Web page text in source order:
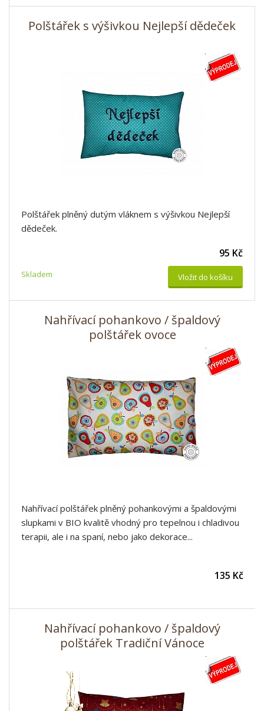
Polštářek s výšivkou Nejlepší dědeček
Polštářek plněný dutým vláknem s výšivkou Nejlepší
dědeček.
Skladem
95 Kč
Vložit do košíku
Nahřívací pohankovo / špaldový
polštářek ovoce
Nahřívací polštářek plněný pohankovými a špaldovými
slupkami v BIO kvalitě vhodný pro tepelnou i chladivou
terapii, ale i na spaní, nebo jako dekorace...
135 Kč
Nahřívací pohankovo / špaldový
polštářek Tradiční Vánoce